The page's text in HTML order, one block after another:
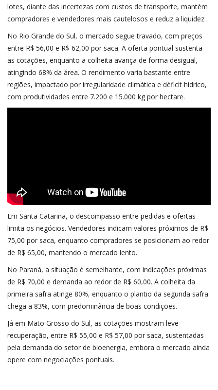
lotes, diante das incertezas com custos de transporte, mantém
compradores e vendedores mais cautelosos e reduz a liquidez.
No Rio Grande do Sul, o mercado segue travado, com preços
entre R$ 56,00 e R$ 62,00 por saca. A oferta pontual sustenta
as cotações, enquanto a colheita avança de forma desigual,
atingindo 68% da área. O rendimento varia bastante entre
regiões, impactado por irregularidade climática e déficit hídrico,
com produtividades entre 7.200 e 15.000 kg por hectare.
Em Santa Catarina, o descompasso entre pedidas e ofertas
limita os negócios. Vendedores indicam valores próximos de R$
75,00 por saca, enquanto compradores se posicionam ao redor
de R$ 65,00, mantendo o mercado lento.
No Paraná, a situação é semelhante, com indicações próximas
de R$ 70,00 e demanda ao redor de R$ 60,00. A colheita da
primeira safra atinge 80%, enquanto o plantio da segunda safra
chega a 83%, com predominância de boas condições.
Já em Mato Grosso do Sul, as cotações mostram leve
recuperação, entre R$ 55,00 e R$ 57,00 por saca, sustentadas
pela demanda do setor de bioenergia, embora o mercado ainda
opere com negociações pontuais.